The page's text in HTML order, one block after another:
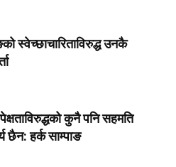
स्वेच्छाचारिताविरुद्ध उनकै
कुनै पनि सहमति
छैन: हर्क साम्पाङ